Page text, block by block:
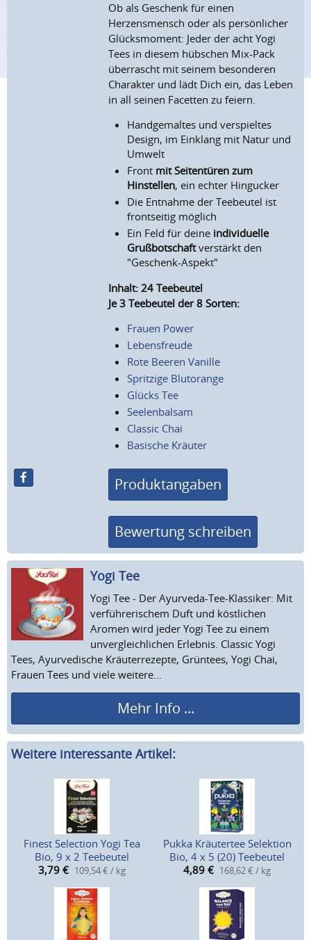
Ob als Geschenk für einen
Herzensmensch oder als persönlicher
Glücksmoment: Jeder der acht Yogi
Tees in diesem hübschen Mix-Pack
überrascht mit seinem besonderen
Charakter und lädt Dich ein, das Leben
in all seinen Facetten zu feiern.
Handgemaltes und verspieltes
Design, im Einklang mit Natur und
Umwelt
Front mit Seitentüren zum
Hinstellen, ein echter Hingucker
Die Entnahme der Teebeutel ist
frontseitig möglich
Ein Feld für deine individuelle
Grußbotschaftverstärkt den
"Geschenk-Aspekt"
Inhalt: 24 Teebeutel
Je 3 Teebeutel der 8 Sorten:
Frauen Power
Lebensfreude
Rote Beeren Vanille
Spritzige Blutorange
Glücks Tee
Seelenbalsam
Classic Chai
Basische Kräuter
Produktangaben
Bewertung schreiben
Yogi Tee
Yogi Tee - Der Ayurveda-Tee-Klassiker: Mit
verführerischem Duft und köstlichen
Aromen wird jeder Yogi Tee zu einem
unvergleichlichen Erlebnis. Classic Yogi
Tees, Ayurvedische Kräuterrezepte, Grüntees, Yogi Chai,
Frauen Tees und viele weitere...
Mehr Info ...
Weitere interessante Artikel:
Finest Selection Yogi Tea
Bio, 9 x 2 Teebeutel
3,79 € 109,54 € / kg
Pukka Kräutertee Selektion
Bio, 4 x 5 (20) Teebeutel
4,89 € 168,62 € / kg